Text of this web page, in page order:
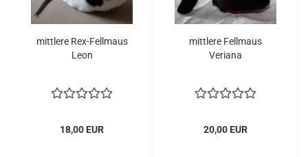
mittlere Rex-Fellmaus
Leon
18,00 EUR
mittlere Fellmaus
Veriana
20,00 EUR